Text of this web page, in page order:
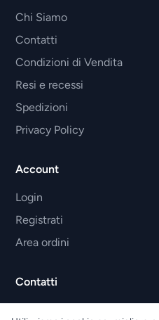
Chi Siamo
Contatti
Condizioni di Vendita
Resi e recessi
Spedizioni
Privacy Policy
Account
Login
Registrati
Area ordini
Contatti